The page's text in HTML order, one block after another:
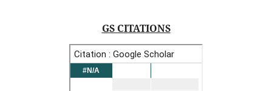
GS CITATIONS